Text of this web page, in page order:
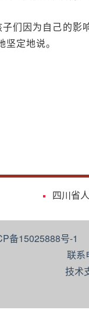
们因为自己的影
定地说。
四川省
备15025888号-
联系
技术